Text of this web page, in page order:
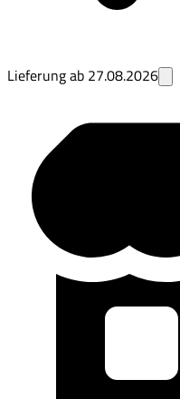
Lieferung ab 27.08.2026